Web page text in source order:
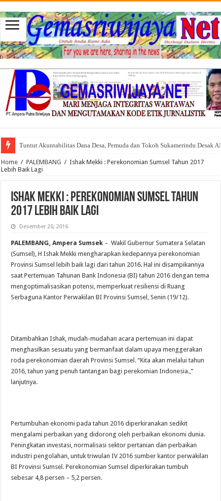
Tuntut Akuntabilitas Dana Desa, Pemuda dan Tokoh Sukamerindu Desak
Home / PALEMBANG / Ishak Mekki : Perekonomian Sumsel Tahun 2017
Lebih Baik Lagi
Ishak Mekki : Perekonomian Sumsel Tahun
2017 Lebih Baik Lagi
Desember 20, 2016
PALEMBANG, Ampera Sumsek – Wakil Gubernur Sumatera Selatan
(Sumsel), H Ishak Mekki mengharapkan kedepannya perekonomian
Provinsi Sumsel lebih baik lagi dari tahun 2016. Hal ini disampikannya
saat Pertemuan Tahunan Bank Indonesia (BI) tahun 2016 dengan tema
mengoptimalisasikan potensi, memperkuat resiliensi di Ruang
Serbaguna Kantor Perwakilan BI Provinsi Sumsel, Senin (19/12).
Ditambahkan Ishak, mudah-mudahan acara pertemuan ini dapat
menghasilkan sesuatu yang bermanfaat dalam upaya menggerakan
roda perekonomian daerah Provinsi Sumsel. “Kita akan melalui tahun
2016, tahun yang penuh tantangan bagi perekomian Indonesia.,”
lanjutnya.
Pertumbuhan ekonomi pada tahun 2016 diperkiranakan sedikit
mengalami perbaikan yang didorong oleh perbaikan ekonomi dunia.
Peningkatan investasi, normalisasi sektor pertanian dan perbaikan
industri pengolahan, untuk triwulan IV 2016 sumber kantor perwakilan
BI Provinsi Sumsel. Perekonomian Sumsel diperkirakan tumbuh
sebesar 4,8 persen – 5,2 persen.